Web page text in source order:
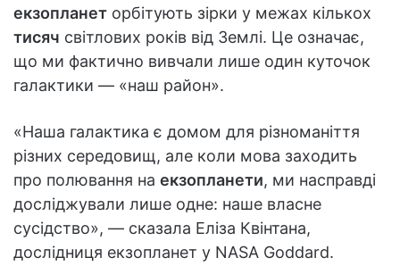
екзопланет орбітують зірки у межах кількох
тисяч світлових років від Землі. Це означає,
що ми фактично вивчали лише один куточок
галактики — «наш район».
«Наша галактика є домом для різноманіття
різних середовищ, але коли мова заходить
про полювання на екзопланети, ми насправді
досліджували лише одне: наше власне
сусідство», — сказала Еліза Квінтана,
дослідниця екзопланет у NASA Goddard.